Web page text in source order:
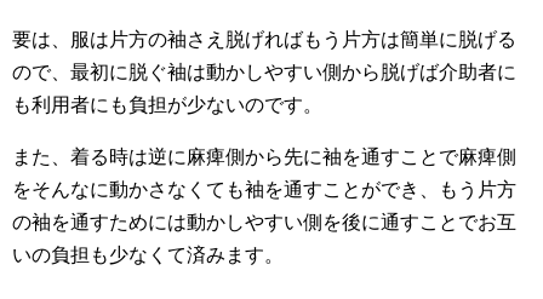
要は、服は片方の袖さえ脱げればもう片方は簡単に脱げる
ので、最初に脱ぐ袖は動かしやすい側から脱げば介助者に
も利用者にも負担が少ないのです。
また、着る時は逆に麻痺側から先に袖を通すことで麻痺側
をそんなに動かさなくても袖を通すことができ、もう片方
の袖を通すためには動かしやすい側を後に通すことでお互
いの負担も少なくて済みます。